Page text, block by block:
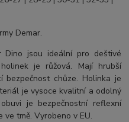
Demar.
Dino jsou ideální pro deštivé
je růžová. Mají hrubší
bezpečnost chůze. Holinka je
je vysoce kvalitní a odolný
je bezpečnostní reflexní
tmě. Vyrobeno v EU.